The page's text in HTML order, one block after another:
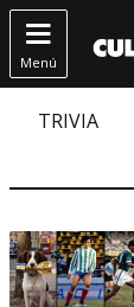

Menú
TRIVIA